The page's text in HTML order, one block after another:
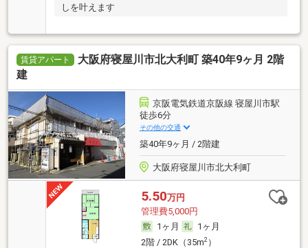
しを叶えます
賃貸アパート
大阪府寝屋川市北大利町 築40年9ヶ月 2階
建
京阪電気鉄道京阪線 寝屋川市駅
徒歩6分
その他の交通
築40年9ヶ月 / 2階建
大阪府寝屋川市北大利町
5.50万円
管理費5,000円
1ヶ月
1ヶ月
2階 / 2DK（35m2）